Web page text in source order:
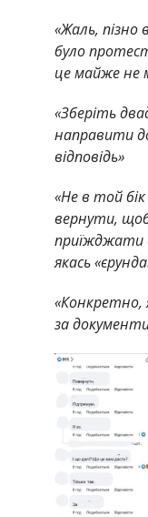
«Жаль,
було
це майже не
«Зберіть
направити
відповідь»
«Не в той
вернути,
приїжджати
якась
«Конкретно,
за